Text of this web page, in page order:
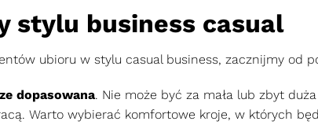
stylu business casual
ubioru w stylu casual business, zacznijmy od
dopasowana. Nie może być za mała lub zbyt
Warto wybierać komfortowe kroje, w których